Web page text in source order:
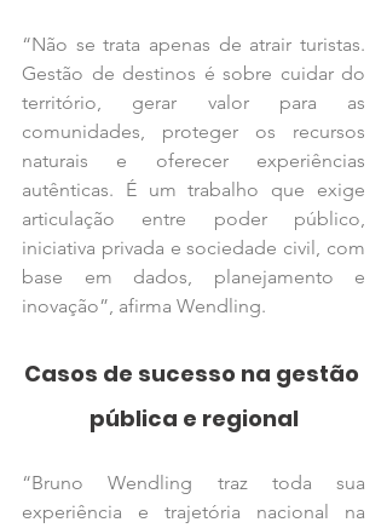
“Não se trata apenas de atrair turistas.
Gestão de destinos é sobre cuidar do
território, gerar valor para as
comunidades, proteger os recursos
naturais e oferecer experiências
autênticas. É um trabalho que exige
articulação entre poder público,
iniciativa privada e sociedade civil, com
base em dados, planejamento e
inovação”, afirma Wendling.
Casos de sucesso na gestão
pública e regional
“Bruno Wendling traz toda sua
experiência e trajetória nacional na